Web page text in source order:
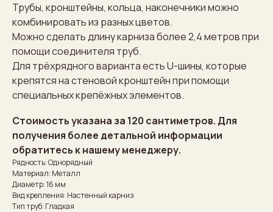
Трубы, кронштейны, кольца, наконечники можно
комбинировать из разных цветов.
Можно сделать длину карниза более 2,4 метров при
помощи соединителя труб.
Для трёхрядного варианта есть U-шины, которые
крепятся на стеновой кронштейн при помощи
специальных крепёжных элементов.
Стоимость указана за 120 сантиметров. Для
получения более детальной информации
обратитесь к нашему менеджеру.
Рядность: Однорядный
Материал: Металл
Диаметр: 16 мм
Вид крепления: Настенный карниз
Тип труб: Гладкая